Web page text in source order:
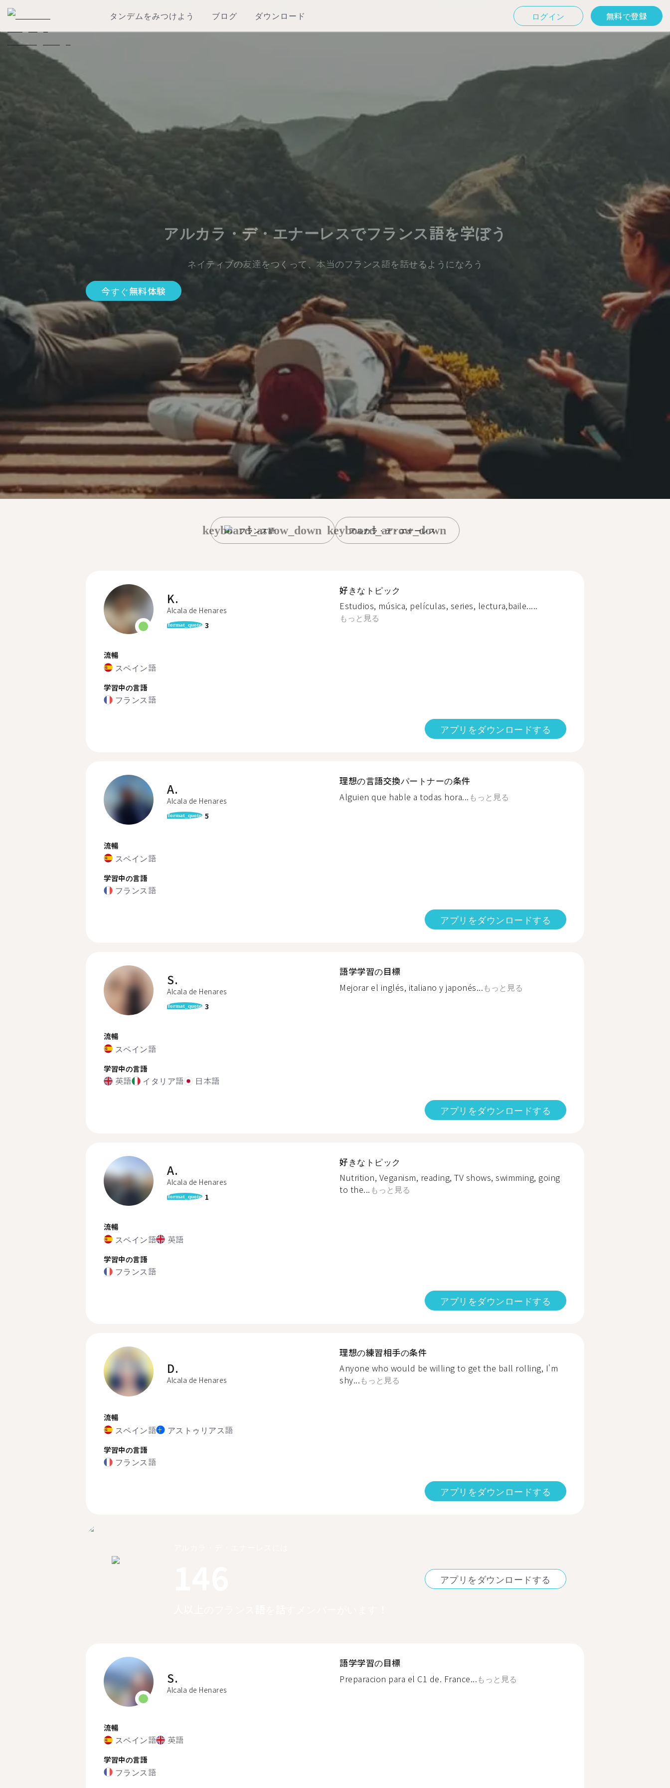
タンデムをみつけよう ブログ ダウンロード ログイン 無料で登録
アルカラ・デ・エナーレスでフランス語を学ぼう
ネイティブの友達をつくって、本当のフランス語を話せるようになろう
今すぐ無料体験
フランス語
keyboard_arrow_down アルカラ・デ・エナーレス
keyboard_arrow_down
K.
Alcala de Henares
format_quote 3
流暢
スペイン語
学習中の言語
フランス語
好きなトピック
Estudios, música, películas, series, lectura,baile.....
もっと見る
アプリをダウンロードする
A.
Alcala de Henares
format_quote 5
流暢
スペイン語
学習中の言語
フランス語
理想の言語交換パートナーの条件
Alguien que hable a todas hora... もっと見る
アプリをダウンロードする
S.
Alcala de Henares
format_quote 3
流暢
スペイン語
学習中の言語
英語 イタリア語 日本語
語学学習の目標
Mejorar el inglés, italiano y japonés...もっと見る
アプリをダウンロードする
A.
Alcala de Henares
format_quote 1
流暢
スペイン語 英語
学習中の言語
フランス語
好きなトピック
Nutrition, Veganism, reading, TV shows, swimming, going
to the... もっと見る
アプリをダウンロードする
D.
Alcala de Henares
流暢
スペイン語 アストゥリアス語
学習中の言語
フランス語
理想の練習相手の条件
Anyone who would be willing to get the ball rolling, I'm
shy...もっと見る
アプリをダウンロードする
アプリをダウンロードする
S.
Alcala de Henares
流暢
スペイン語 英語
学習中の言語
フランス語
語学学習の目標
Preparacion para el C1 de. France...もっと見る